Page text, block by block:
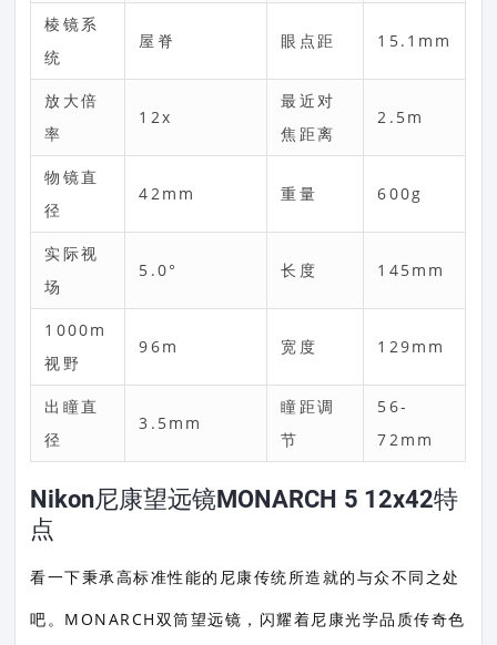
棱镜系
统
屋脊 眼点距 15.1mm
放大倍
率
12x
最近对
焦距离
2.5m
物镜直
径
42mm 重量 600g
实际视
场
5.0° 长度 145mm
1000m
视野
96m 宽度 129mm
出瞳直
径
3.5mm
瞳距调
节
56-
72mm
Nikon尼康望远镜MONARCH 5 12x42特
点
看一下秉承高标准性能的尼康传统所造就的与众不同之处
吧。MONARCH双筒望远镜，闪耀着尼康光学品质传奇色